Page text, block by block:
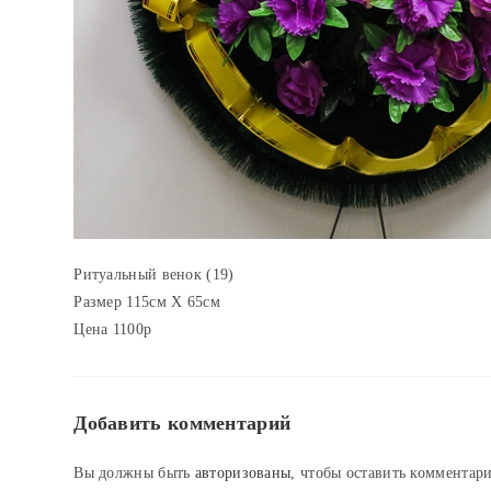
Ритуальный венок (19)
Размер 115см Х 65см
Цена 1100р
Добавить комментарий
Вы должны быть авторизованы, чтобы оставить